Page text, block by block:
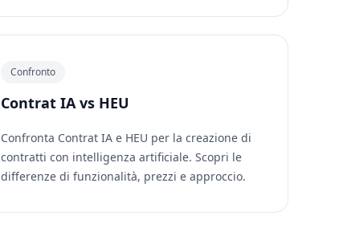
Confronto
Contrat IA vs HEU
Confronta Contrat IA e HEU per la creazione di
contratti con intelligenza artificiale. Scopri le
differenze di funzionalità, prezzi e approccio.